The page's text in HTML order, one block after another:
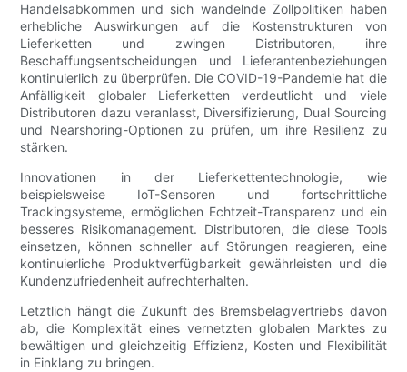
Handelsabkommen und sich wandelnde Zollpolitiken haben
erhebliche Auswirkungen auf die Kostenstrukturen von
Lieferketten und zwingen Distributoren, ihre
Beschaffungsentscheidungen und Lieferantenbeziehungen
kontinuierlich zu überprüfen. Die COVID-19-Pandemie hat die
Anfälligkeit globaler Lieferketten verdeutlicht und viele
Distributoren dazu veranlasst, Diversifizierung, Dual Sourcing
und Nearshoring-Optionen zu prüfen, um ihre Resilienz zu
stärken.
Innovationen in der Lieferkettentechnologie, wie
beispielsweise IoT-Sensoren und fortschrittliche
Trackingsysteme, ermöglichen Echtzeit-Transparenz und ein
besseres Risikomanagement. Distributoren, die diese Tools
einsetzen, können schneller auf Störungen reagieren, eine
kontinuierliche Produktverfügbarkeit gewährleisten und die
Kundenzufriedenheit aufrechterhalten.
Letztlich hängt die Zukunft des Bremsbelagvertriebs davon
ab, die Komplexität eines vernetzten globalen Marktes zu
bewältigen und gleichzeitig Effizienz, Kosten und Flexibilität
in Einklang zu bringen.